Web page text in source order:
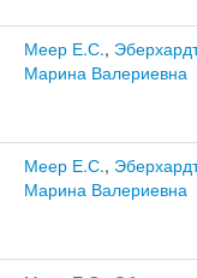
Меер Е.С.,
Марина Валериевна
Меер Е.С.,
Марина Валериевна